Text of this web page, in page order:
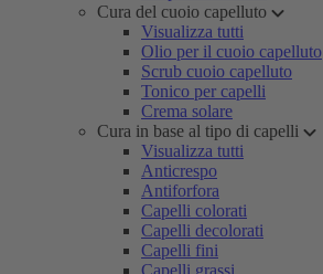
Cura del cuoio capelluto
Visualizza tutti
Olio per il cuoio capelluto
Scrub cuoio capelluto
Tonico per capelli
Crema solare
Cura in base al tipo di capelli
Visualizza tutti
Anticrespo
Antiforfora
Capelli colorati
Capelli decolorati
Capelli fini
Capelli grassi